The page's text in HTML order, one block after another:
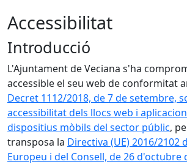
Accessibilitat
Introducció
L'Ajuntament de Veciana s'ha
accessible el seu web de conformitat
Decret 1112/2018, de 7 de setembre,
accessibilitat dels llocs web i
dispositius mòbils del sector públic,
transposa la Directiva (UE) 2016/2102
Europeu i del Consell, de 26 d'octubre